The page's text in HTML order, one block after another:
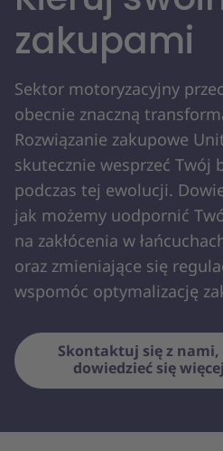
zakupami
Sektor motoryzacyjny
obecnie znaczną
Rozwiązanie zakupowe
skutecznie wesprzeć Twój
podczas tej ewolucji.
jak możemy uodpornić
na zakłócenia w
oraz zmieniające się
wspomóc optymalizację
Skontaktuj się z nami,
dowiedzieć się więcej